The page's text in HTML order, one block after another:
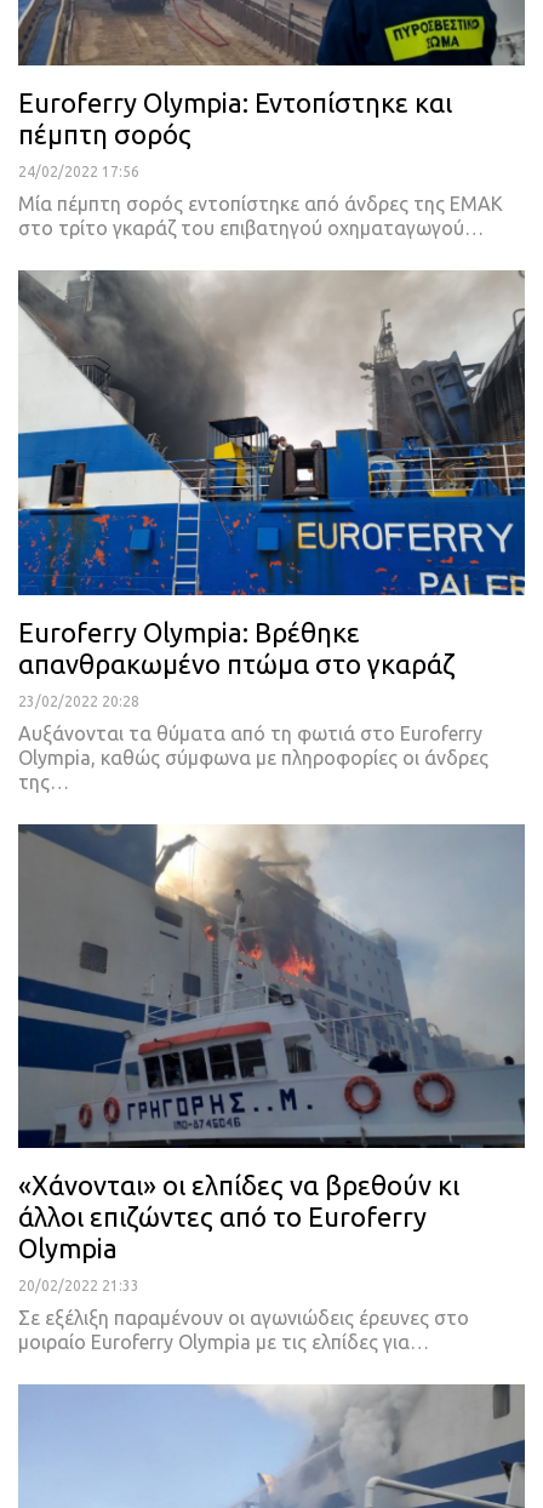
Euroferry Olympia: Εντοπίστηκε και
πέμπτη σορός
24/02/2022 17:56
Μία πέμπτη σορός εντοπίστηκε από άνδρες της ΕΜΑΚ
στο τρίτο γκαράζ του επιβατηγού οχηματαγωγού…
Euroferry Olympia: Βρέθηκε
απανθρακωμένο πτώμα στο γκαράζ
23/02/2022 20:28
Αυξάνονται τα θύματα από τη φωτιά στο Euroferry
Olympia, καθώς σύμφωνα με πληροφορίες οι άνδρες
της
«Χάνονται» οι ελπίδες να βρεθούν κι
άλλοι επιζώντες από το Euroferry
Olympia
20/02/2022 21:33
Σε εξέλιξη παραμένουν οι αγωνιώδεις έρευνες στο
μοιραίο Euroferry Olympia με τις ελπίδες για…